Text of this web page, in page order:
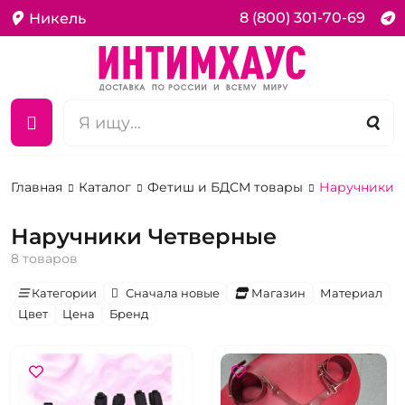
Никель 8 (800) 301-70-69
Главная Каталог Фетиш и БДСМ товары Наручники
Наручники Четверные
8 товаров
Категории Сначала новые Магазин
Материал
Цвет
Цена Бренд